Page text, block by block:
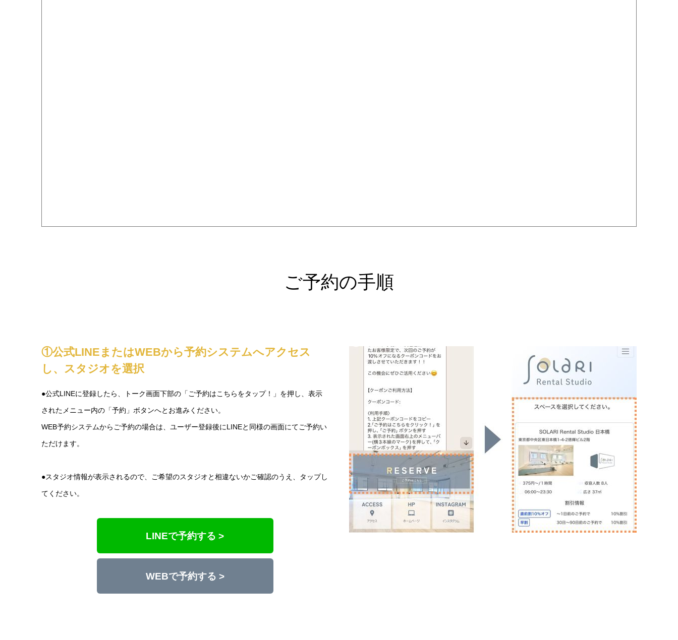
ご予約の手順
①公式LINEまたはWEBから予約システムへアクセス
し、スタジオを選択
●公式LINEに登録したら、トーク画面下部の「ご予約はこちらをタップ！」を押し、表示
されたメニュー内の「予約」ボタンへとお進みください。
WEB予約システムからご予約の場合は、ユーザー登録後にLINEと同様の画面にてご予約い
ただけます。
●スタジオ情報が表示されるので、ご希望のスタジオと相違ないかご確認のうえ、タップし
てください。
LINEで予約する >
WEBで予約する >